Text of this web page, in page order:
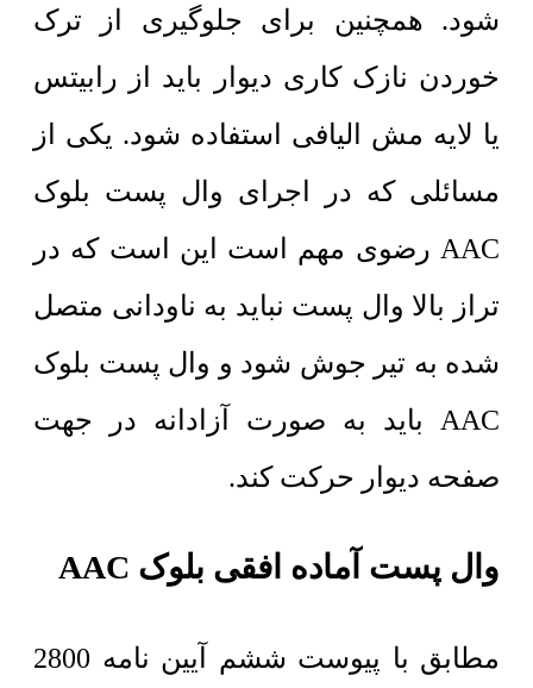
شود. همچنین برای جلوگیری از ترک
خوردن نازک کاری دیوار باید از رابیتس
یا لایه مش الیافی استفاده شود. یکی از
مسائلی که در اجرای وال پست بلوک
AAC رضوی مهم است این است که در
تراز بالا وال پست نباید به ناودانی متصل
شده به تیر جوش شود و وال پست بلوک
AAC باید به صورت آزادانه در جهت
صفحه دیوار حرکت کند.
وال پست آماده افقی بلوک AAC
مطابق با پیوست ششم آیین نامه 2800